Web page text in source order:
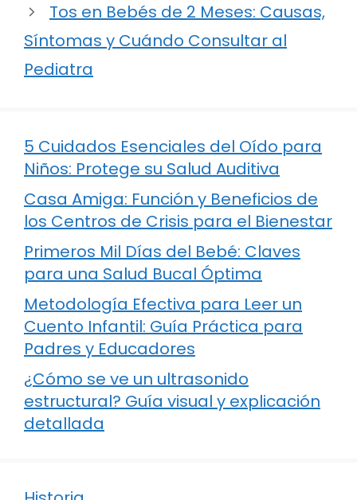
Tos en Bebés de 2 Meses: Causas,
Síntomas y Cuándo Consultar al
Pediatra
5 Cuidados Esenciales del Oído para
Niños: Protege su Salud Auditiva
Casa Amiga: Función y Beneficios de
los Centros de Crisis para el Bienestar
Primeros Mil Días del Bebé: Claves
para una Salud Bucal Óptima
Metodología Efectiva para Leer un
Cuento Infantil: Guía Práctica para
Padres y Educadores
¿Cómo se ve un ultrasonido
estructural? Guía visual y explicación
detallada